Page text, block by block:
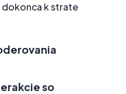
dokonca k strate
so